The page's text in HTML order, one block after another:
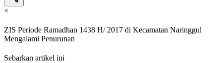
×
ZIS Periode Ramadhan 1438 H/ 2017 di Kecamatan Naringgul
Mengalami Penurunan
Sebarkan artikel ini